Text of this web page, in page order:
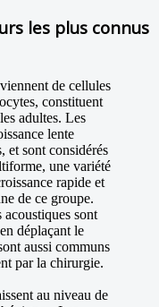
les plus connus
de cellules
constituent
adultes. Les
lente
et sont considérés
une variété
rapide et
de ce groupe.
sont
déplaçant le
aussi communs
par la chirurgie.
au niveau de